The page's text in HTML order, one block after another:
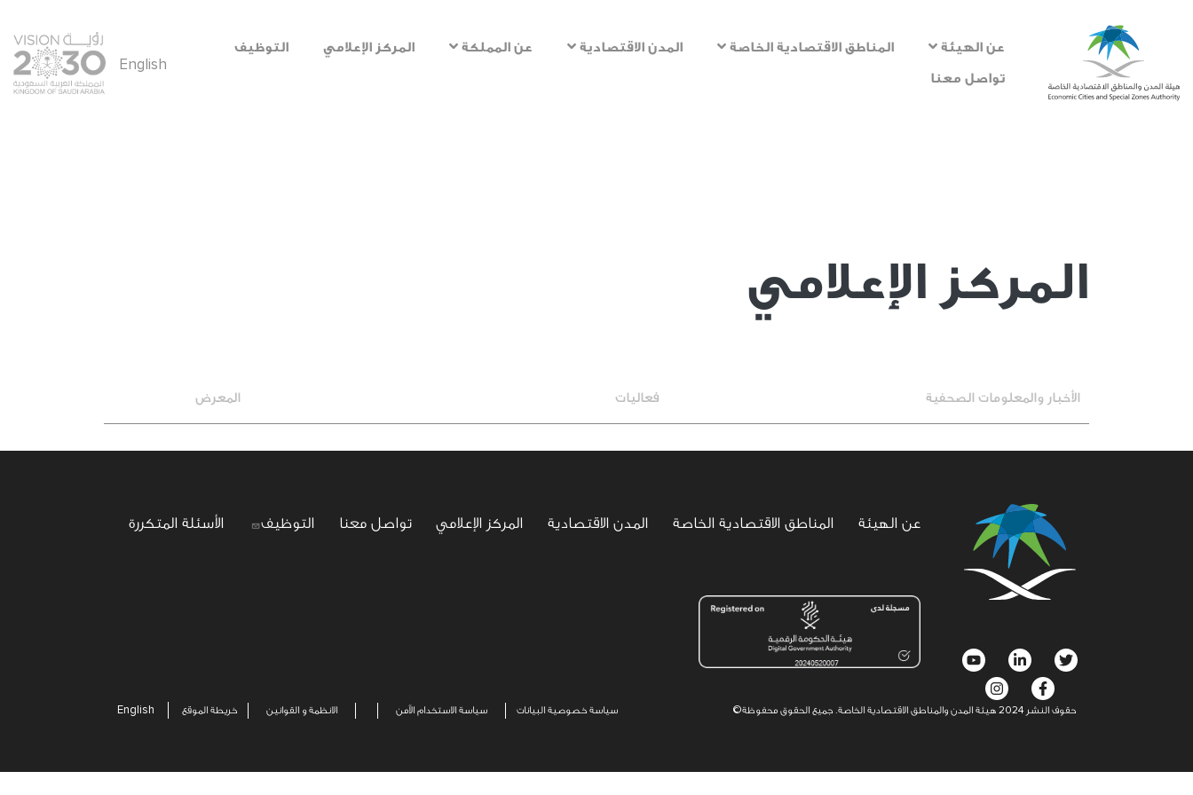
المحتوى
عن الهيئة المناطق الاقتصادية الخاصة المدن الاقتصادية عن المملكة المركز الإعلامي
التوظيف
تواصل معنا
English
المركز الإعلامي
Media center
الأخبار والمعلومات الصحفية فعاليات المعرض
social
menu
عن الهيئة المناطق الاقتصادية الخاصة المدن الاقتصادية المركز الإعلامي تواصل معنا التوظيف الأسئلة المتكررة
حقوف النشر 2024 هيئة المدن والمناطق الاقتصادية الخاصة. جميع الحقوق محفوظة© Footerسياسة خصوصية البيانات سياسة الاستخدام الآمن الانظمة و القوانين خريطة الموقع English